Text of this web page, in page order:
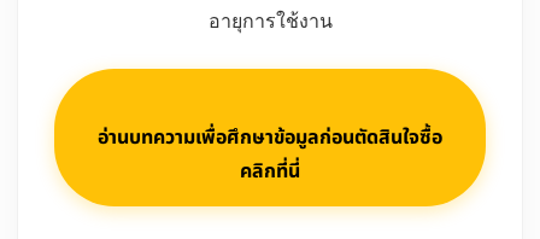
อายุการใช้งาน
อ่านบทความเพื่อศึกษาข้อมูลก่อนตัดสินใจซื้อ
คลิกที่นี่